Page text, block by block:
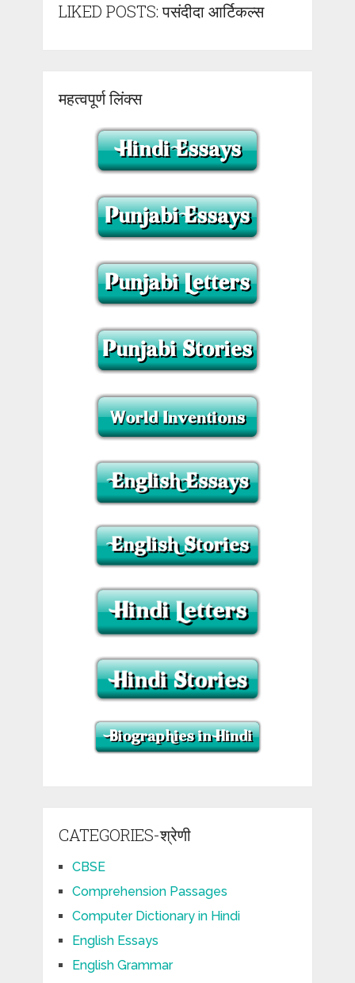
LIKED POSTS: पसंदीदा आर्टिकल्स
महत्वपूर्ण लिंक्स
CATEGORIES-श्रेणी
CBSE
Comprehension Passages
Computer Dictionary in Hindi
English Essays
English Grammar